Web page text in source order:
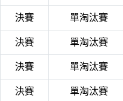
決賽 單淘汰賽
決賽 單淘汰賽
決賽 單淘汰賽
決賽 單淘汰賽